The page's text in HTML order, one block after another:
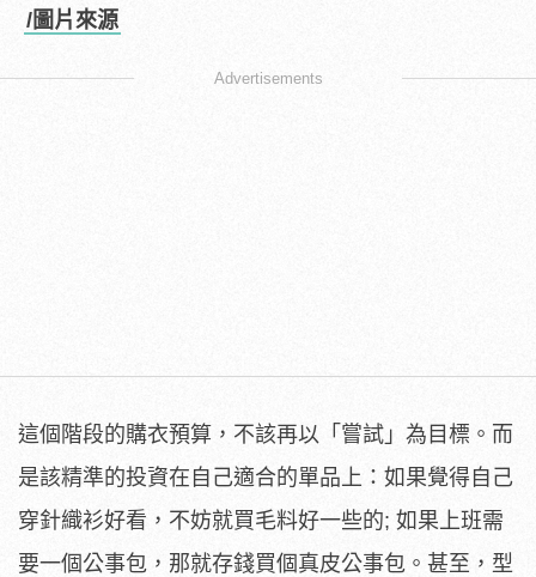
/圖片來源
Advertisements
這個階段的購衣預算，不該再以「嘗試」為目標。而
是該精準的投資在自己適合的單品上：如果覺得自己
穿針織衫好看，不妨就買毛料好一些的; 如果上班需
要一個公事包，那就存錢買個真皮公事包。甚至，型